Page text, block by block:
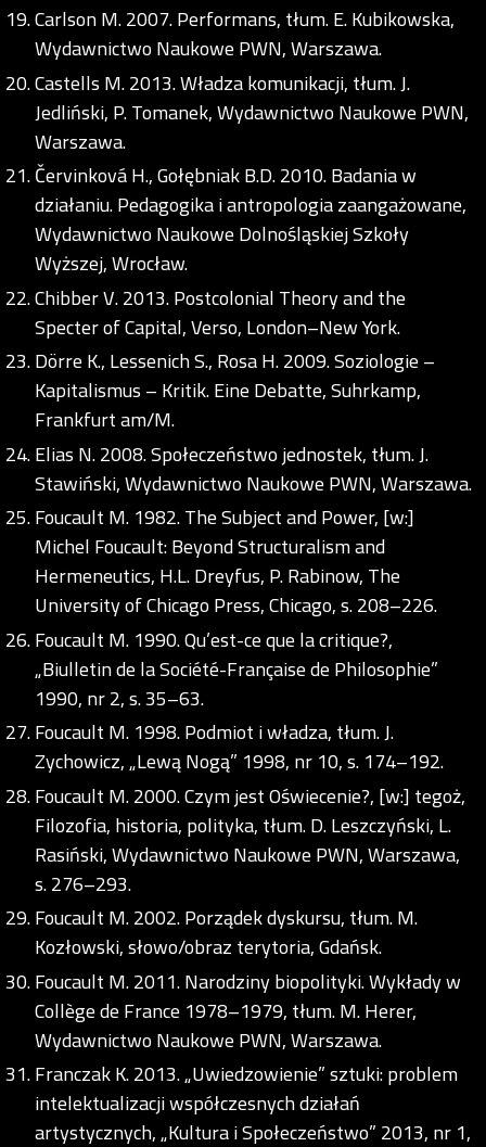
Carlson M. 2007. Performans, tłum. E. Kubikowska,
Wydawnictwo Naukowe PWN, Warszawa.
Castells M. 2013. Władza komunikacji, tłum. J.
Jedliński, P. Tomanek, Wydawnictwo Naukowe PWN,
Warszawa.
Červinková H., Gołębniak B.D. 2010. Badania w
działaniu. Pedagogika i antropologia zaangażowane,
Wydawnictwo Naukowe Dolnośląskiej Szkoły
Wyższej, Wrocław.
Chibber V. 2013. Postcolonial Theory and the
Specter of Capital, Verso, London–New York.
Dörre K., Lessenich S., Rosa H. 2009. Soziologie –
Kapitalismus – Kritik. Eine Debatte, Suhrkamp,
Frankfurt am/M.
Elias N. 2008. Społeczeństwo jednostek, tłum. J.
Stawiński, Wydawnictwo Naukowe PWN, Warszawa.
Foucault M. 1982. The Subject and Power, [w:]
Michel Foucault: Beyond Structuralism and
Hermeneutics, H.L. Dreyfus, P. Rabinow, The
University of Chicago Press, Chicago, s. 208–226.
Foucault M. 1990. Qu’est-ce que la critique?,
„Biulletin de la Société-Française de Philosophie”
1990, nr 2, s. 35–63.
Foucault M. 1998. Podmiot i władza, tłum. J.
Zychowicz, „Lewą Nogą” 1998, nr 10, s. 174–192.
Foucault M. 2000. Czym jest Oświecenie?, [w:] tegoż,
Filozofia, historia, polityka, tłum. D. Leszczyński, L.
Rasiński, Wydawnictwo Naukowe PWN, Warszawa,
s. 276–293.
Foucault M. 2002. Porządek dyskursu, tłum. M.
Kozłowski, słowo/obraz terytoria, Gdańsk.
Foucault M. 2011. Narodziny biopolityki. Wykłady w
Collège de France 1978–1979, tłum. M. Herer,
Wydawnictwo Naukowe PWN, Warszawa.
Franczak K. 2013. „Uwiedzowienie” sztuki: problem
intelektualizacji współczesnych działań
artystycznych, „Kultura i Społeczeństwo” 2013, nr 1,